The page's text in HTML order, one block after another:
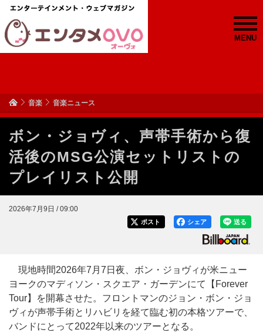
MENU
音楽 音楽ニュース
ボン・ジョヴィ、声帯手術から復
活後のMSG公演セットリストの
プレイリスト公開
2026年7月9日 / 09:00
送る
シェア
ポスト
現地時間2026年7月7日夜、ボン・ジョヴィが米ニュー
ヨークのマディソン・スクエア・ガーデンにて【Forever
Tour】を開幕させた。フロントマンのジョン・ボン・ジョ
ヴィが声帯手術とリハビリを経て臨む初の本格ツアーで、
バンドにとって2022年以来のツアーとなる。